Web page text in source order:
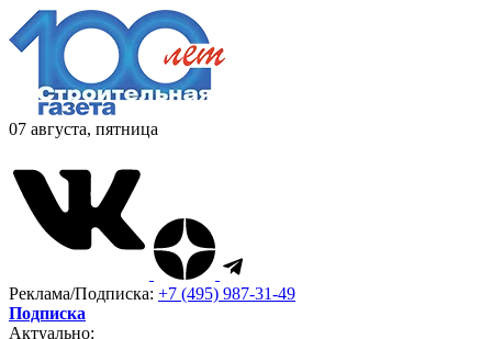
07 августа, пятница
Реклама/Подписка: +7 (495) 987-31-49
Подписка
Актуально: